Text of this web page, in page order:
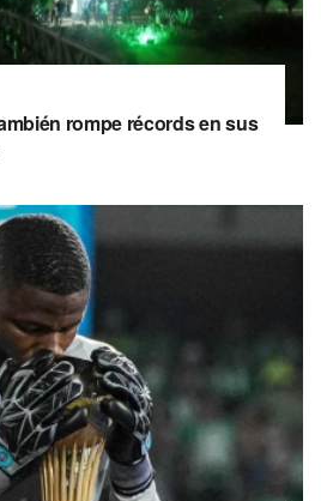
rompe récords en sus